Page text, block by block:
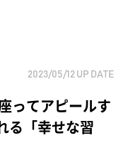
2023/05/12 UP DATE
ってアピールす
る「幸せな習